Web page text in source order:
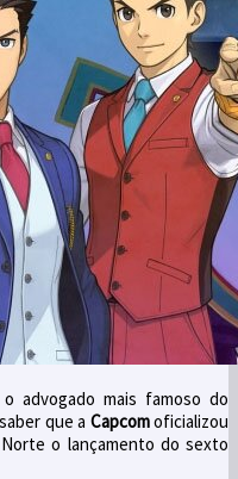
advogado mais famoso do
que a Capcomoficializou
o lançamento do sexto